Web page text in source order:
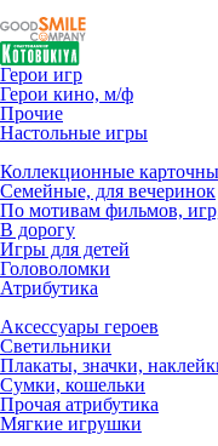
Герои игр
Герои кино, м/ф
Прочие
Настольные игры
Коллекционные
Семейные, для вечеринок
По мотивам фильмов,
В дорогу
Игры для детей
Головоломки
Атрибутика
Аксессуары героев
Светильники
Плакаты, значки,
Сумки, кошельки
Прочая атрибутика
Мягкие игрушки